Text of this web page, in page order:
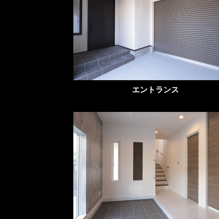
エントランス